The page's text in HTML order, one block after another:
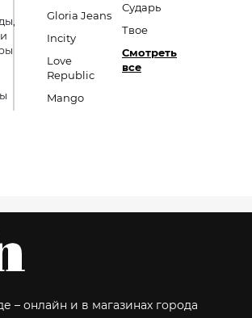
Gloria Jeans
Incity
Love
Republic
Mango
Сударь
Твое
Смотреть
все
– онлайн и в магазинах города